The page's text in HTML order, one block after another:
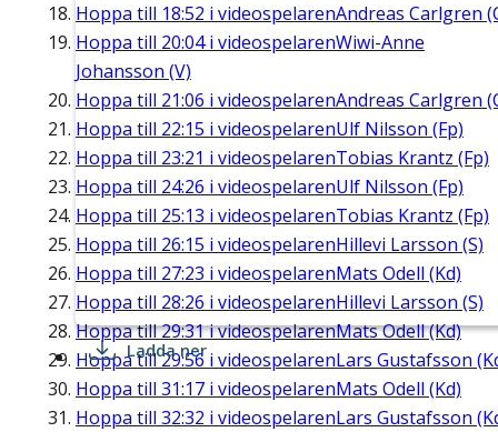
Hoppa till 18:52 i videospelarenAndreas Carlgren
Hoppa till 20:04i videospelarenWiwi-Anne
Johansson (V)
Hoppa till 21:06 i videospelarenAndreas Carlgren
Hoppa till 22:15 i videospelarenUlf Nilsson (Fp)
Hoppa till 23:21 i videospelarenTobias Krantz (Fp)
Hoppa till 24:26 i videospelarenUlf Nilsson (Fp)
Hoppa till 25:13 i videospelarenTobias Krantz (Fp)
Hoppa till 26:15 i videospelarenHillevi Larsson (S)
Hoppa till 27:23 i videospelarenMats Odell (Kd)
Hoppa till 28:26 i videospelarenHillevi Larsson (S)
Hoppa till29:31i videospelarenMats Odell (Kd)
Hoppa till29:56 i videospelarenLars Gustafsson
Hoppa till 31:17 i videospelarenMats Odell (Kd)
Hoppa till 32:32 i videospelarenLars Gustafsson
Ladda ner